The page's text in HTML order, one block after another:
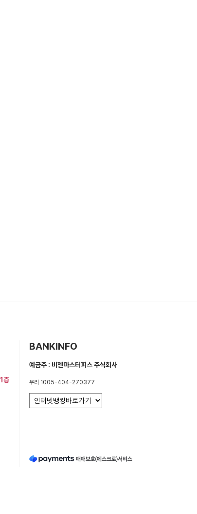
층
BANKINFO
예금주 : 비젠마스터피스 주식회사
우리 1005-404-270377